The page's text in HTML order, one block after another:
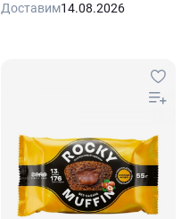
Доставим14.08.2026